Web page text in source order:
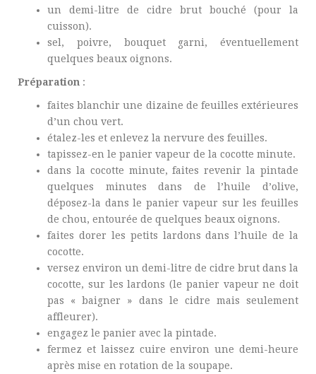
un demi-litre de cidre brut bouché (pour la
cuisson).
sel, poivre, bouquet garni, éventuellement
quelques beaux oignons.
Préparation :
faites blanchir une dizaine de feuilles extérieures
d’un chou vert.
étalez-les et enlevez la nervure des feuilles.
tapissez-en le panier vapeur de la cocotte minute.
dans la cocotte minute, faites revenir la pintade
quelques minutes dans de l’huile d’olive,
déposez-la dans le panier vapeur sur les feuilles
de chou, entourée de quelques beaux oignons.
faites dorer les petits lardons dans l’huile de la
cocotte.
versez environ un demi-litre de cidre brut dans la
cocotte, sur les lardons (le panier vapeur ne doit
pas « baigner » dans le cidre mais seulement
affleurer).
engagez le panier avec la pintade.
fermez et laissez cuire environ une demi-heure
après mise en rotation de la soupape.